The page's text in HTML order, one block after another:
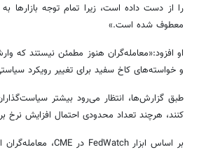
معطوف شده است.»
او افزود:«معامله‌گران هنوز مطمئن نیستند که
و خواسته‌های کاخ سفید برای تغییر رویکرد
طبق گزارش‌ها، انتظار می‌رود بیشتر
کنند، هرچند تعداد محدودی احتمال افزایش نرخ